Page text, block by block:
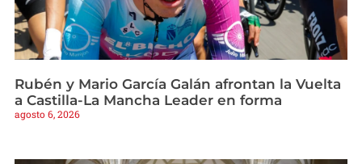
Rubén y Mario García Galán afrontan la Vuelta
a Castilla-La Mancha Leader en forma
agosto 6, 2026